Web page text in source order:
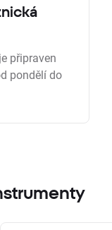
připraven
pondělí do